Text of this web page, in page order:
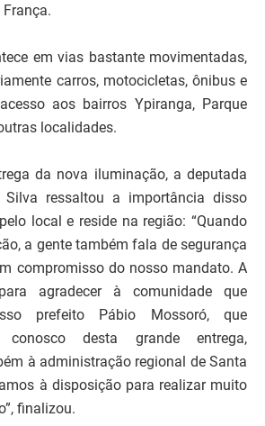
em vias bastante movimentadas,
carros, motocicletas, ônibus e
aos bairros Ypiranga, Parque
localidades.
da nova iluminação, a deputada
Silva ressaltou a importância disso
local e reside na região: “Quando
a gente também fala de segurança
compromisso do nosso mandato. A
agradecer à comunidade que
prefeito Pábio Mossoró, que
desta grande entrega,
à administração regional de Santa
à disposição para realizar muito
finalizou.